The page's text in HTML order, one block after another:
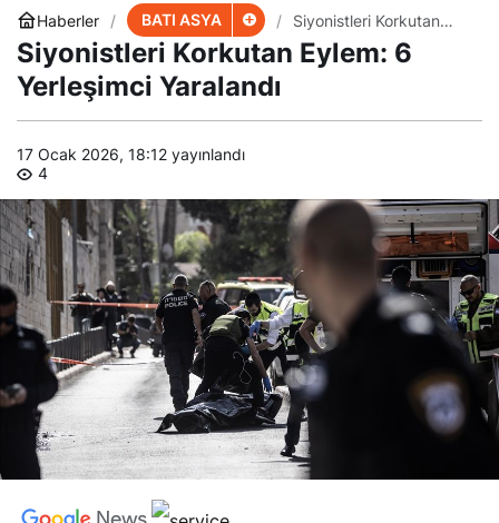
Haberler BATI ASYA
Siyonistleri Korkutan
Eylem: 6 Yerleşimci
Yaralandı
Siyonistleri Korkutan Eylem: 6
Yerleşimci Yaralandı
17 Ocak 2026, 18:12 yayınlandı
4